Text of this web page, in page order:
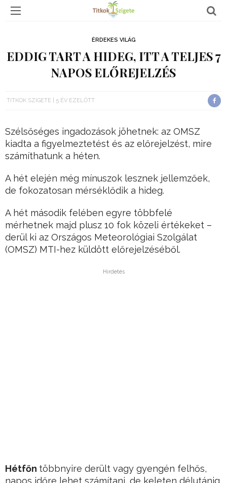
ÉRDEKES VILÁG
EDDIG TART A HIDEG, ITT A TELJES 7
NAPOS ELŐREJELZÉS
TITKOK SZIGETE 5 ÉV EZELŐTT
Szélsőséges ingadozások jöhetnek: az OMSZ
kiadta a figyelmeztetést és az előrejelzést, mire
számíthatunk a héten.
A hét elején még mínuszok lesznek jellemzőek,
de fokozatosan mérséklődik a hideg.
A hét második felében egyre többfelé
mérhetnek majd plusz 10 fok közeli értékeket –
derül ki az Országos Meteorológiai Szolgálat
(OMSZ) MTI-hez küldött előrejelzéséből.
Hirdetés
Hétfőn többnyire derült vagy gyengén felhős,
napos időre lehet számítani, de keleten délutánig